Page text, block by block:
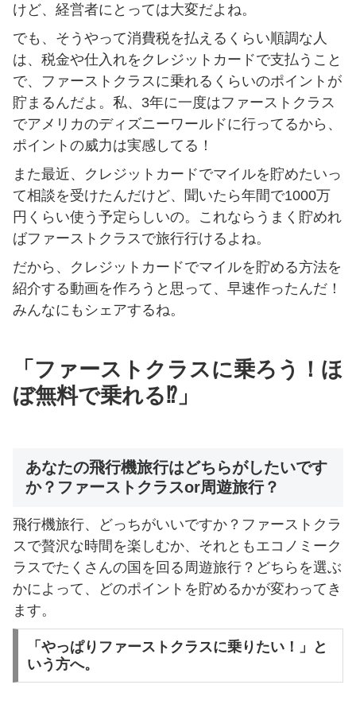
けど、経営者にとっては大変だよね。
でも、そうやって消費税を払えるくらい順調な人
は、税金や仕入れをクレジットカードで支払うこと
で、ファーストクラスに乗れるくらいのポイントが
貯まるんだよ。私、3年に一度はファーストクラス
でアメリカのディズニーワールドに行ってるから、
ポイントの威力は実感してる！
また最近、クレジットカードでマイルを貯めたいっ
て相談を受けたんだけど、聞いたら年間で1000万
円くらい使う予定らしいの。これならうまく貯めれ
ばファーストクラスで旅行行けるよね。
だから、クレジットカードでマイルを貯める方法を
紹介する動画を作ろうと思って、早速作ったんだ！
みんなにもシェアするね。
「ファーストクラスに乗ろう！ほ
ぼ無料で乗れる⁉」
あなたの飛行機旅行はどちらがしたいです
か？ファーストクラスor周遊旅行？
飛行機旅行、どっちがいいですか？ファーストクラ
スで贅沢な時間を楽しむか、それともエコノミーク
ラスでたくさんの国を回る周遊旅行？どちらを選ぶ
かによって、どのポイントを貯めるかが変わってき
ます。
「やっぱりファーストクラスに乗りたい！」と
いう方へ。